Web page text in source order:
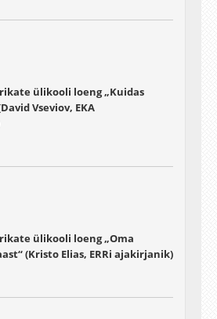
ülikooli loeng „Kuidas
Vseviov, EKA
ülikooli loeng „Oma
(Kristo Elias, ERRi ajakirjanik)